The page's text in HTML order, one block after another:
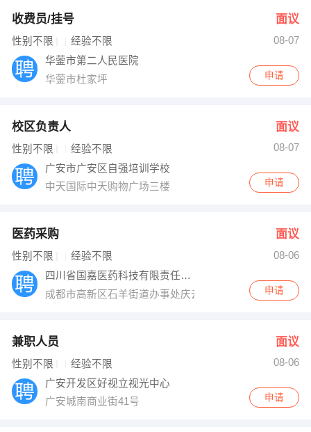
收费员/挂号 面议
性别不限 经验不限
08-07
华蓥市第二人民医院
华蓥市杜家坪
申请
校区负责人 面议
性别不限 经验不限
08-07
广安市广安区自强培训学校
中天国际中天购物广场三楼
申请
医药采购 面议
性别不限 经验不限
08-06
四川省国嘉医药科技有限责任公司
成都市高新区石羊街道办事处庆云村5组55号石羊工业园
申请
兼职人员 面议
性别不限 经验不限
08-06
广安开发区好视立视光中心
广安城南商业街41号
申请